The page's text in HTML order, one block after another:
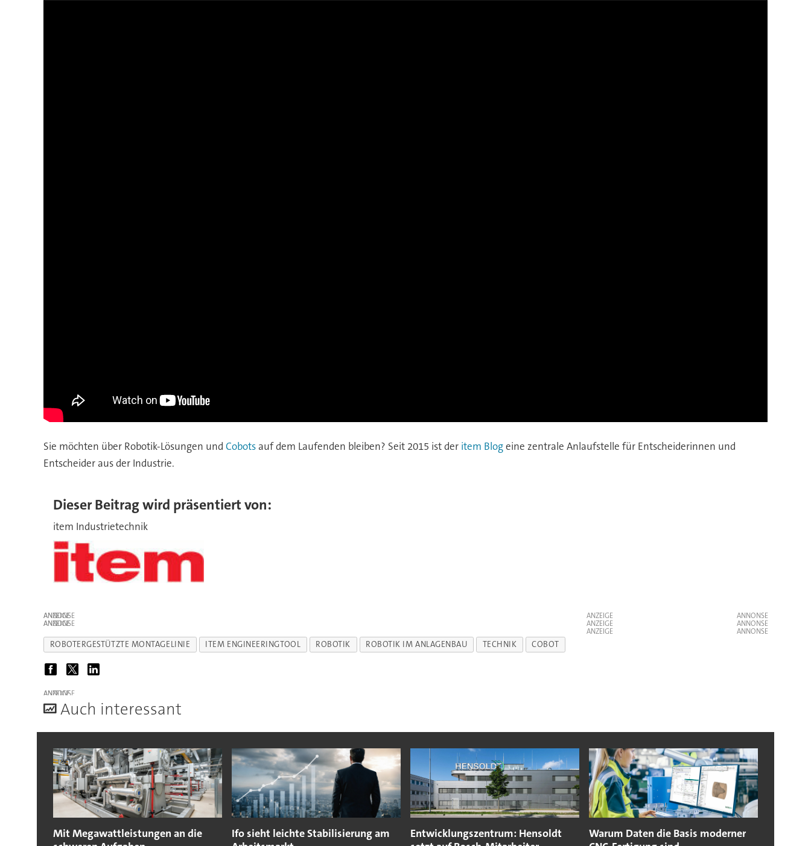
Sie möchten über Robotik-Lösungen und Cobotsauf dem Laufenden bleiben? Seit 2015 ist der item Blogeine zentrale Anlaufstelle für Entscheiderinnen und
Entscheider aus der Industrie.
Dieser Beitrag wird präsentiert von:
item Industrietechnik
ANZEIGE
ANZEIGE
ANZEIGE
ANZEIGE
ANZEIGE
ROBOTERGESTÜTZTE MONTAGELINIE ITEM ENGINEERINGTOOL ROBOTIK ROBOTIK IM ANLAGENBAU TECHNIK COBOT
ANZEIGE
Auch interessant
Mit Megawattleistungen an die
Ifo sieht leichte Stabilisierung am
Entwicklungszentrum: Hensoldt
Warum Daten die Basis moderner